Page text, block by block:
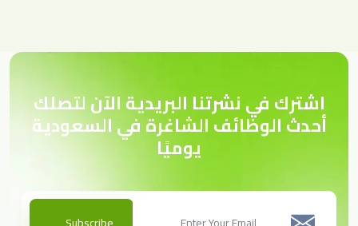
اشترك في نشرتنا البريدية الآن لتصلك
أحدث الوظائف الشاغرة في السعودية
يوميًا